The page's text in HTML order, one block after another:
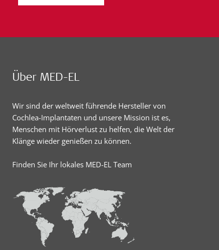
Über MED-EL
Wir sind der weltweit führende Hersteller von
Cochlea-Implantaten und unsere Mission ist es,
Menschen mit Hörverlust zu helfen, die Welt der
Klänge wieder genießen zu können.
Finden Sie Ihr lokales MED-EL Team